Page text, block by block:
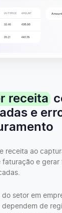
receita
e
receita ao
e gerar
setor em
de